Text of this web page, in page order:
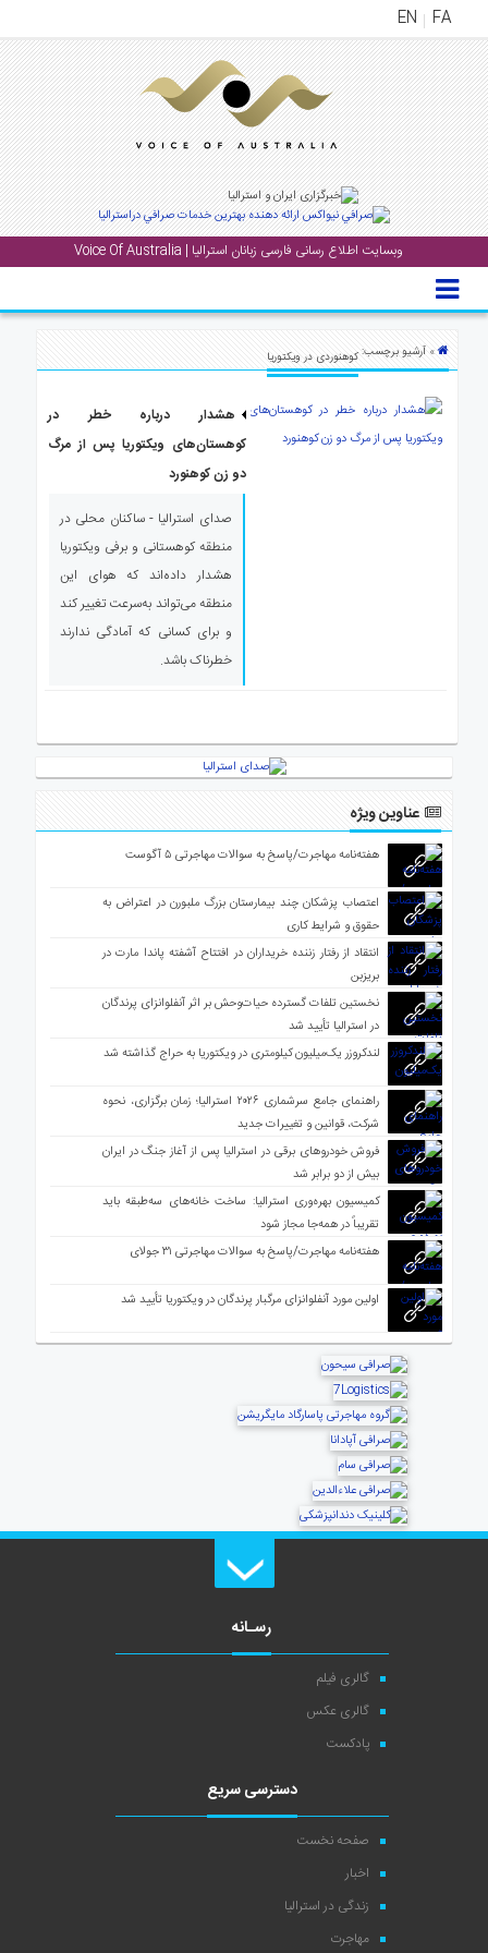
FA
EN
وبسایت اطلاع رسانی فارسی زبانان استرالیا | Voice Of Australia
منوی
اصلی
خانه
جشن
رویداد
پادکست
» آرشیو برچسب:کوهنوردی در ویکتوریا
هشدار درباره خطر در
کوهستان‌های ویکتوریا پس از مرگ
دو زن کوهنورد
صدای استرالیا - ساکنان محلی در
منطقه کوهستانی و برفی ویکتوریا
هشدار داده‌اند که هوای این
منطقه می‌تواند به‌سرعت تغییر کند
و برای کسانی که آمادگی ندارند
خطرناک باشد.
عناوین ویژه
هفته‌نامه مهاجرت/پاسخ به سوالات مهاجرتی ۵ آگوست
اعتصاب پزشکان چند بیمارستان بزرگ ملبورن در اعتراض به
حقوق و شرایط کاری
انتقاد از رفتار زننده خریداران در افتتاح آشفته پاندا مارت در
بریزبن
نخستین تلفات گسترده حیات‌وحش بر اثر آنفلوانزای پرندگان
در استرالیا تأیید شد
لندکروزر یک‌میلیون کیلومتری در ویکتوریا به حراج گذاشته شد
راهنمای جامع سرشماری ۲۰۲۶ استرالیا؛ زمان برگزاری، نحوه
شرکت، قوانین و تغییرات جدید
فروش خودروهای برقی در استرالیا پس از آغاز جنگ در ایران
بیش از دو برابر شد
کمیسیون بهره‌وری استرالیا: ساخت خانه‌های سه‌طبقه باید
تقریباً در همه‌جا مجاز شود
هفته‌نامه مهاجرت/پاسخ به سوالات مهاجرتی ۳۱ جولای
اولین مورد آنفلوانزای مرگبار پرندگان در ویکتوریا تأیید شد
رسـانه
گالری فیلم
گالری عکس
پادکست
دسترسی سریع
صفحه نخست
اخبار
زندگی در استرالیا
مهاجرت